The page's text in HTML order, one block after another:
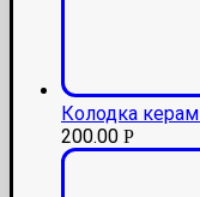
Колодка
200.00 Р